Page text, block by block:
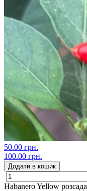
50.00 грн.
100.00 грн.
Додати в кошик
Habanero Yellow розсада